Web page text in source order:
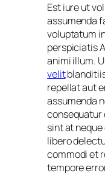
Est iure ut
assumenda
voluptatum
perspiciatis
animi illum.
velit
repellat aut
assumenda
consequatur
sint at
libero
commodi et
tempore